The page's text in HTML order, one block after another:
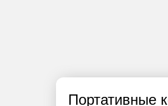
Портативные